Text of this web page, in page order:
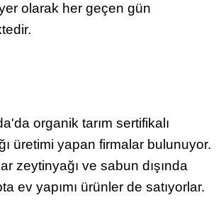
olarak her geçen gün
organik tarım sertifikalı
üretimi yapan firmalar bulunuyor.
zeytinyağı ve sabun dışında
ev yapımı ürünler de satıyorlar.